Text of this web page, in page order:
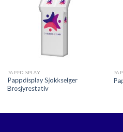
PAPPDISPLAY
Pappdisplay Sjokkselger
Brosjyrestativ